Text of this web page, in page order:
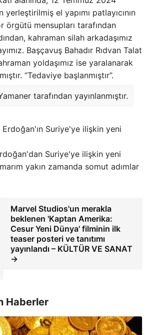
el yapımı patlayıcının
örgütü mensupları tarafından
kahraman silah arkadaşımız
Başçavuş Bahadır Rıdvan Talat
yoldaşımız ise yaralanarak
“Tedaviye başlanmıştır”.
tarafından yayınlanmıştır.
Suriye'ye ilişkin yeni
yakın zamanda somut adımlar
Marvel Studios'un merakla
beklenen 'Kaptan Amerika:
Cesur Yeni Dünya' filminin ilk
teaser posteri ve tanıtımı
yayınlandı – KÜLTÜR VE SANAT
→
Haberler